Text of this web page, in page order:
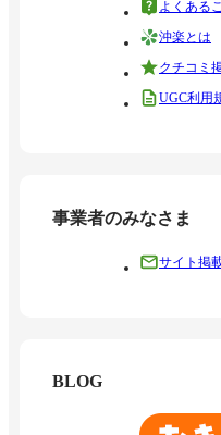
よくある
沖楽とは
クチコミ
UGC利用
事業者のみなさま
サイト掲
BLOG